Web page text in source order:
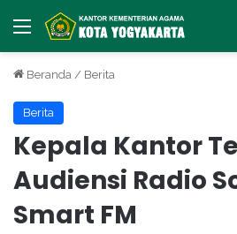
Menu
Beranda / Berita
Berita
Kepala Kantor
Audiensi Radio
Smart FM